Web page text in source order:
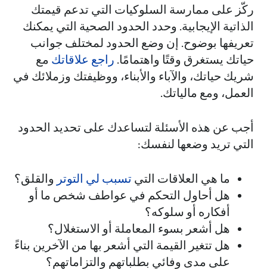
ركّز على ممارسة السلوكيات التي تدعم قيمتك
الذاتية الإيجابية. وحدد الحدود الصحية التي يمكنك
تعريفها بوضوح. إن وضع الحدود لمختلف جوانب
حياتك يستغرق وقتًا واهتمامًا. راجع علاقاتك مع
شريك حياتك، والآباء والأبناء، ووظيفتك وزملائك في
العمل، ومع مالياتك.
أجب عن هذه الأسئلة لتساعدك على تحديد الحدود
التي تريد وضعها لنفسك:
ما هي العلاقات التي تسبب لي التوتر والقلق؟
هل أحاول التحكم في عواطف شخص ما أو
أفكاره أو سلوكه؟
هل أشعر بسوء المعاملة أو الاستغلال؟
هل تتغير القيمة التي أشعر بها من الآخرين بناءً
على مدى وفائي بطلباتهم والتزاماتهم؟